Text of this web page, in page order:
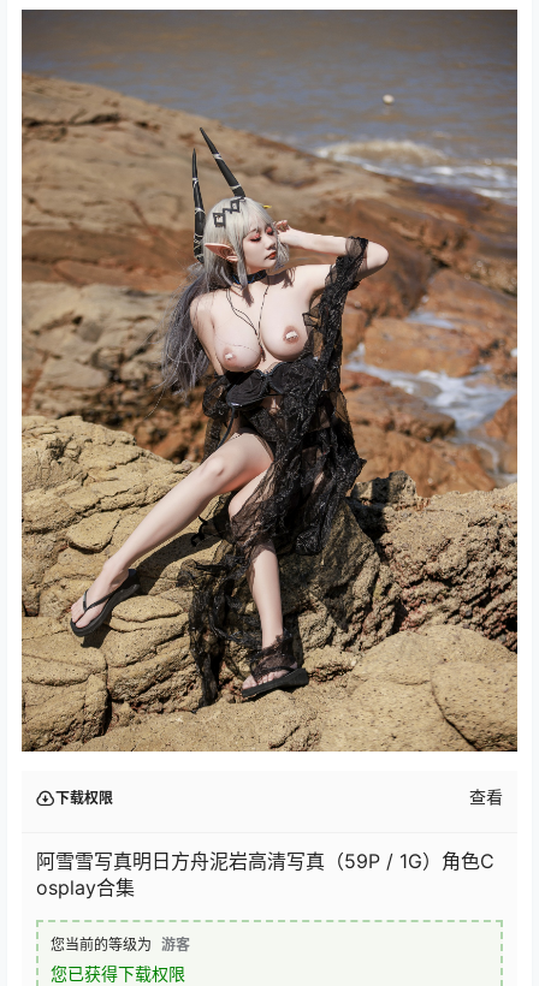
下载权限 查看
阿雪雪写真明日方舟泥岩高清写真（59P / 1G）角色C
osplay合集
您当前的等级为 游客
您已获得下载权限